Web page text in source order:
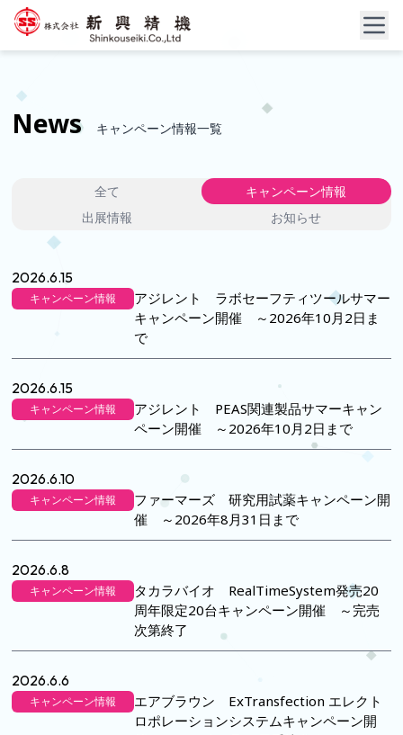
News キャンペーン情報一覧
全て
キャンペーン情報
出展情報
お知らせ
2026.6.15
キャンペーン情報
アジレント ラボセーフティツールサマー
キャンペーン開催 ～2026年10月2日ま
で
2026.6.15
キャンペーン情報
アジレント PEAS関連製品サマーキャン
ペーン開催 ～2026年10月2日まで
2026.6.10
キャンペーン情報
ファーマーズ 研究用試薬キャンペーン開
催 ～2026年8月31日まで
2026.6.8
キャンペーン情報
タカラバイオ RealTimeSystem発売20
周年限定20台キャンペーン開催 ～完売
次第終了
2026.6.6
キャンペーン情報
エアブラウン ExTransfection エレクト
ロポレーションシステムキャンペーン開